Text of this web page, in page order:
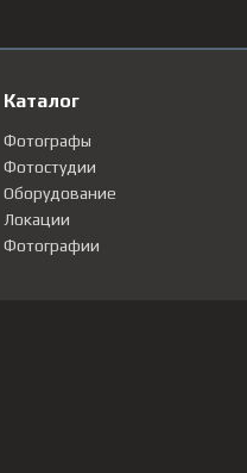
Каталог
Фотографы
Фотостудии
Оборудование
Локации
Фотографии